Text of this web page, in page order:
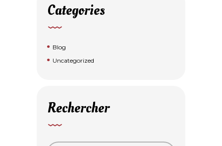
Categories
Blog
Uncategorized
Rechercher